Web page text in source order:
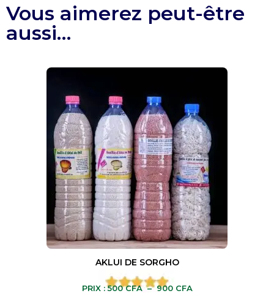
Vous aimerez peut-être
aussi…
AKLUI DE SORGHO
PRIX :500CFA – 900 CFA